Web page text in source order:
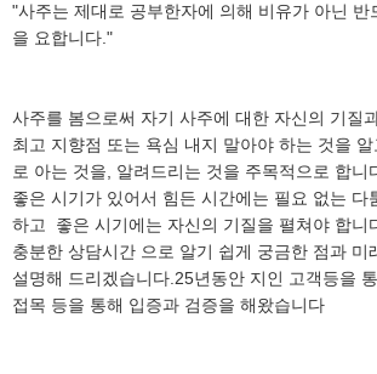
"사주는 제대로 공부한자에 의해 비유가 아닌 반
을 요합니다."
사주를 봄으로써 자기 사주에 대한 자신의 기질
최고 지향점 또는 욕심 내지 말아야 하는 것을
로 아는 것을, 알려드리는 것을 주목적으로 합
좋은 시기가 있어서 힘든 시간에는 필요 없는 다
하고 좋은 시기에는 자신의 기질을 펼쳐야 합니
충분한 상담시간 으로 알기 쉽게 궁금한 점과 미
설명해 드리겠습니다.25년동안 지인 고객등을
접목 등을 통해 입증과 검증을 해왔습니다